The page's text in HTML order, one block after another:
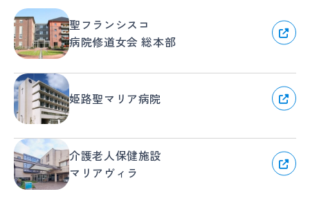
聖フランシスコ
病院修道女会 総本部
姫路聖マリア病院
介護老人保健施設
マリアヴィラ